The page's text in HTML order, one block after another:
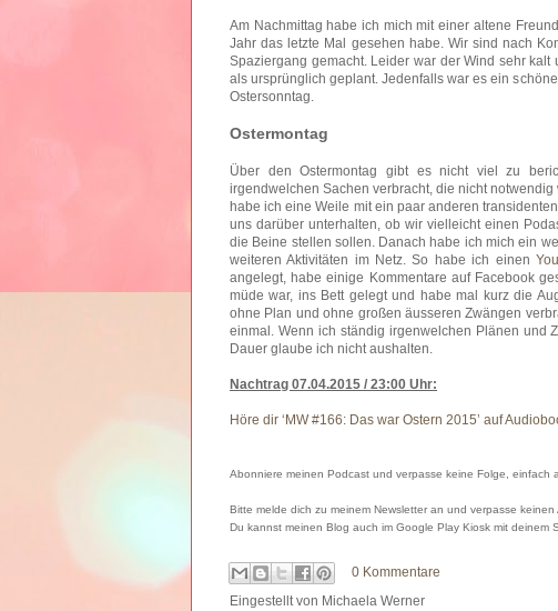
Am Nachmittag habe ich mich mit einer altene
Jahr das letzte Mal gesehen habe. Wir sind nach
Spaziergang gemacht. Leider war der Wind sehr
als ursprünglich geplant. Jedenfalls war es ein
Ostersonntag.
Ostermontag
Über den Ostermontag gibt es nicht viel zu
irgendwelchen Sachen verbracht, die nicht
habe ich eine Weile mit ein paar anderen
uns darüber unterhalten, ob wir vielleicht einen
die Beine stellen sollen. Danach habe ich mich ein
weiteren Aktivitäten im Netz. So habe ich einen
angelegt, habe einige Kommentare auf Facebook
müde war, ins Bett gelegt und habe mal kurz die
ohne Plan und ohne großen äusseren Zwängen
einmal. Wenn ich ständig irgenwelchen Plänen und
Dauer glaube ich nicht aushalten.
Nachtrag 07.04.2015 / 23:00 Uhr:
Höre dir ‘MW #166: Das war Ostern 2015’ auf
Abonniere meinen Podcast und verpasse keine Folge, einfach
Bitte melde dich zu meinem Newsletter an und verpasse keinen
Du kannst meinen Blog auch im Google Play Kiosk mit deinem
0 Kommentare
Eingestellt von Michaela Werner